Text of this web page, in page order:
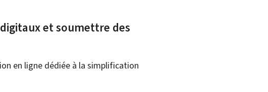
et soumettre des
en ligne dédiée à la simplification